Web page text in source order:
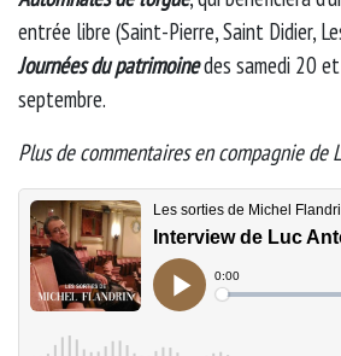
entrée libre (Saint-Pierre, Saint Didier,
Journées du patrimoinedes samedi 20
septembre.
Plus de commentaires en compagnie de